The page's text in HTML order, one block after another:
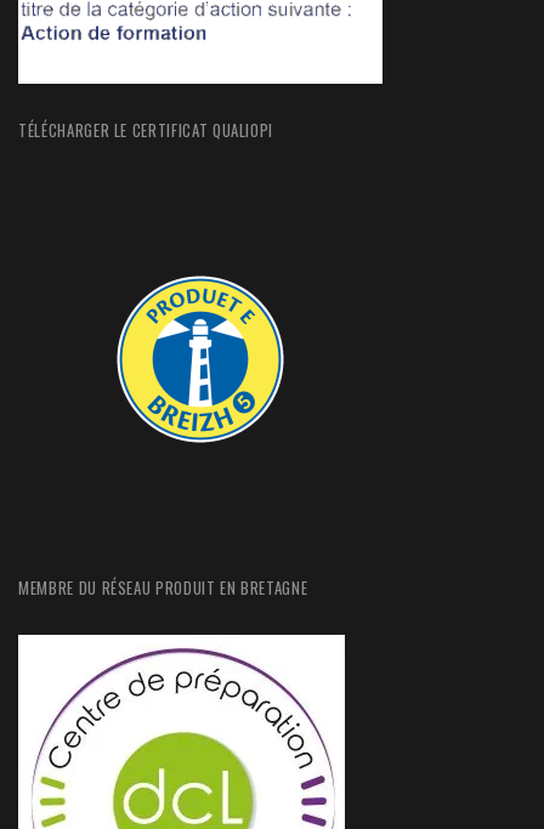
TÉLÉCHARGER LE CERTIFICAT QUALIOPI
MEMBRE DU RÉSEAU PRODUIT EN BRETAGNE